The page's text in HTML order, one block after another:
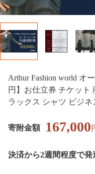
Arthur Fashion world オ
円】お仕立券 チケット
ラックス シャツ ビジ
寄附金額 167,000
決済から2週間程度で発